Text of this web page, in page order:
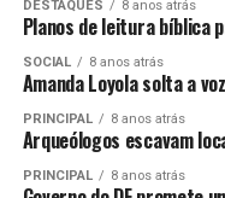
DESTAQUES 8 anos atrás
Planos de leitura bíblica
SOCIAL 8 anos atrás
Amanda Loyola solta a
PRINCIPAL 8 anos atrás
Arqueólogos escavam
PRINCIPAL 8 anos atrás